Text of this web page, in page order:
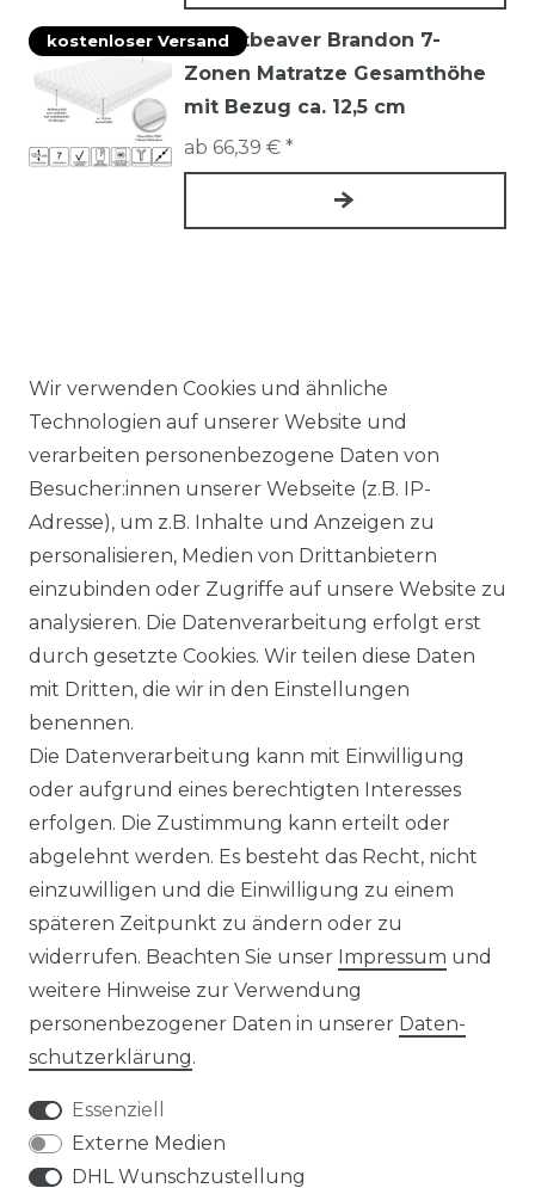
kostenloser VersandMountbeaver Brandon 7-
Zonen Matratze Gesamthöhe
mit Bezug ca. 12,5 cm
ab 66,39 € *
SHOP
ZAHLUNGSARTEN
VERSAND
MICROVERPACKUNG
MEIN KONTO
WARENKORB
REGISTRIEREN
LOGIN
ZAHLUNG UND VERSAND
Impressum
Wir verwenden Cookies und ähnliche
Technologien auf unserer Website und
verarbeiten personenbezogene Daten von
Besucher:innen unserer Webseite (z.B. IP-
Adresse), um z.B. Inhalte und Anzeigen zu
personalisieren, Medien von Drittanbietern
einzubinden oder Zugriffe auf unsere Website zu
analysieren. Die Datenverarbeitung erfolgt erst
durch gesetzte Cookies. Wir teilen diese Daten
mit Dritten, die wir in den Einstellungen
benennen.
Die Datenverarbeitung kann mit Einwilligung
oder aufgrund eines berechtigten Interesses
erfolgen. Die Zustimmung kann erteilt oder
abgelehnt werden. Es besteht das Recht, nicht
einzuwilligen und die Einwilligung zu einem
späteren Zeitpunkt zu ändern oder zu
widerrufen. Beachten Sie unser Impressum und
weitere Hinweise zur Verwendung
personenbezogener Daten in unserer Daten­
schutz­erklärung.
Essenziell
Externe Medien
DHL Wunschzustellung